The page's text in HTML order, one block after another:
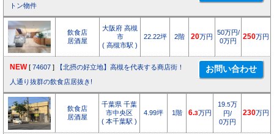
トン物件
飲食店
居酒屋
大阪府 高槻
市
( 高槻市駅 )
22.22坪 2階 20万円
50万円/
0万円
250万円
NEW [ 74607 ]
【北摂の好立地】高槻を代表する商店街！
人通り抜群の飲食店居抜き!
飲食店
居酒屋
千葉県 千葉
市中央区
( 本千葉駅 )
4.99坪 1階 6.3万円
19.5万
円/
0万円
230万円